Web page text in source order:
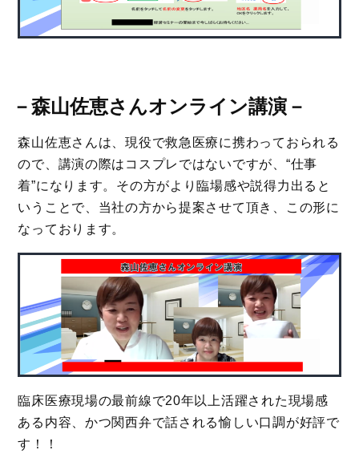
－森山佐恵さんオンライン講演 －
森山佐恵さんは、現役で救急医療に携わっておられる
ので、講演の際はコスプレではないですが、“仕事
着”になります。その方がより臨場感や説得力出ると
いうことで、当社の方から提案させて頂き、この形に
なっております。
臨床医療現場の最前線で20年以上活躍された現場感
ある内容、かつ関西弁で話される愉しい口調が好評で
す！！